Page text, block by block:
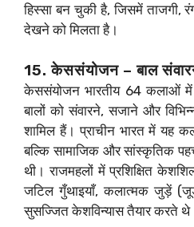
हिस्सा बन चुकी है, जिसमें ताजगी,
देखने को मिलता है।
15. केससंयोजन – बाल
केससंयोजन भारतीय 64 कलाओं में
बालों को संवारने, सजाने और
शामिल हैं। प्राचीन भारत में यह
बल्कि सामाजिक और सांस्कृतिक
थी। राजमहलों में प्रशिक्षित
जटिल गुँथाइयाँ, कलात्मक जुड़ें
सुसज्जित केशविन्यास तैयार करते